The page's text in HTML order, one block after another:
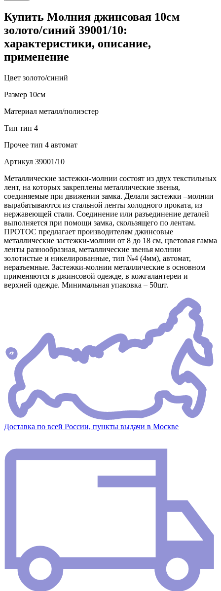
Купить Молния джинсовая 10см
золото/синий 39001/10:
характеристики, описание,
применение
Цвет золото/синий
Размер 10см
Материал металл/полиэстер
Тип тип 4
Прочее тип 4 автомат
Артикул 39001/10
Металлические застежки-молнии состоят из двух текстильных
лент, на которых закреплены металлические звенья,
соединяемые при движении замка. Делали застежки –молнии
вырабатываются из стальной ленты холодного проката, из
нержавеющей стали. Соединение или разъединение деталей
выполняется при помощи замка, скользящего по лентам.
ПРОТОС предлагает производителям джинсовые
металлические застежки-молнии от 8 до 18 см, цветовая гамма
ленты разнообразная, металлические звенья молнии
золотистые и никелированные, тип №4 (4мм), автомат,
неразъемные. Застежки-молнии металлические в основном
применяются в джинсовой одежде, в кожгалантереи и
верхней одежде. Минимальная упаковка – 50шт.
Доставка по всей России, пункты выдачи в Москве